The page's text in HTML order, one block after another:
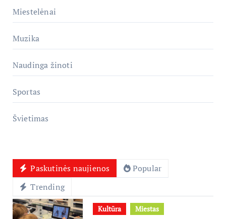
Miestelėnai
Muzika
Naudinga žinoti
Sportas
Švietimas
Paskutinės naujienos
Popular
Trending
Kultūra Miestas